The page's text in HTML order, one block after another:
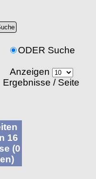
ODER Suche
Anzeigen
Ergebnisse / Seite
16
(0